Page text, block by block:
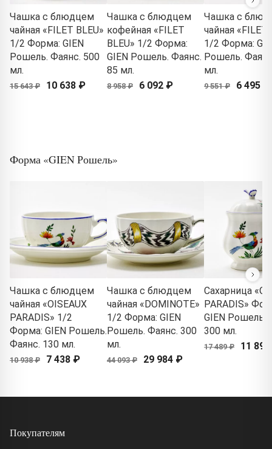
Чашка с блюдцем
чайная «FILET BLEU»
1/2 Форма: GIEN
Рошель. Фаянс. 500
мл.
15 643 ₽ 10 638 ₽
Чашка с блюдцем
кофейная «FILET
BLEU» 1/2 Форма:
GIEN Рошель. Фаянс.
85 мл.
8 958 ₽ 6 092 ₽
Чашка с
чайная «FILET
1/2 Форма:
Рошель.
мл.
9 551 ₽ 6 495 ₽
Форма «GIEN Рошель»
Чашка с блюдцем
чайная «OISEAUX
PARADIS» 1/2
Форма: GIEN Рошель.
Фаянс. 130 мл.
10 938 ₽ 7 438 ₽
Чашка с блюдцем
чайная «DOMINOTE»
1/2 Форма: GIEN
Рошель. Фаянс. 300
мл.
44 093 ₽ 29 984 ₽
Сахарница
PARADIS»
GIEN Рошель.
300 мл.
17 489 ₽ 11
Покупателям